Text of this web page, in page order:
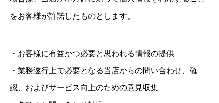
をお客様が許諾したものとします。
・お客様に有益かつ必要と思われる情報の提供
・業務遂行上で必要となる当店からの問い合わせ、確
認、およびサービス向上のための意見収集